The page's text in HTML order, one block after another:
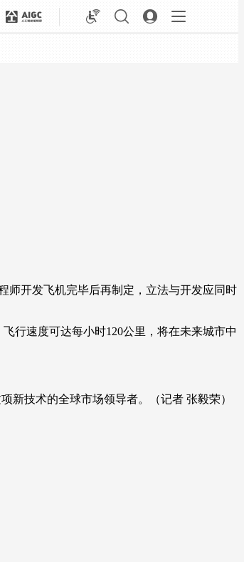
开发飞机完毕后再制定，立法与开发应同时
行速度可达每小时120公里，将在未来城市中
技术的全球市场领导者。（记者 张毅荣）